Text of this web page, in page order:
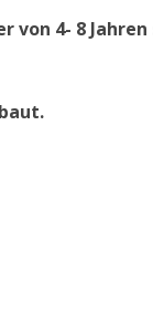
von 4- 8